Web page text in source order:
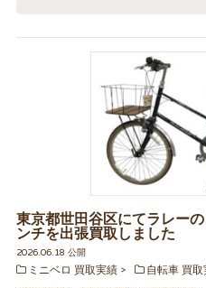
東京都世田谷区にてラレー
ンチを出張買取しました
2026.06.18 公開
ミニベロ 買取実績
自転車 買取